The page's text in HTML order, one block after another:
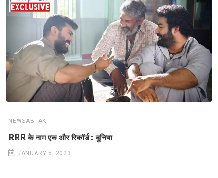
NEWSABTAK
RRR के नाम एक और रिकॉर्ड : दुनिया
JANUARY 5, 2023